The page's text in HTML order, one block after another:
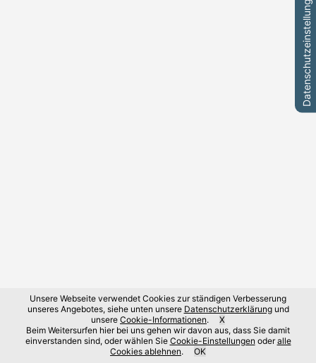
Datenschutzeinstellungen
Unsere Webseite verwendet Cookies zur ständigen Verbesserung
unseres Angebotes, siehe unten unsere Datenschutzerklärungund
unsere Cookie-Informationen.
X
Beim Weitersurfen hier bei uns gehen wir davon aus, dass Sie damit
einverstanden sind, oder wählen Sie Cookie-Einstellungen oderalle
Cookies ablehnen. OK